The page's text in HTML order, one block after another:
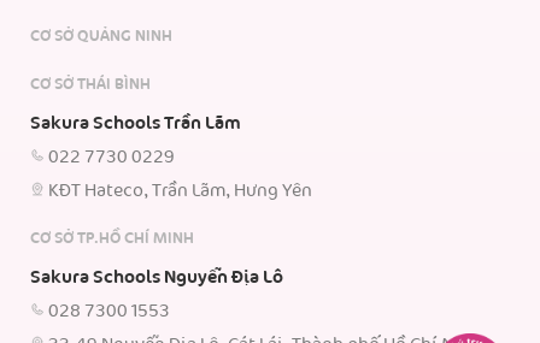
CƠ SỞ QUẢNG NINH
CƠ SỞ THÁI BÌNH
Sakura Schools Trần Lãm
022 7730 0229
KĐT Hateco, Trần Lãm, Hưng Yên
CƠ SỞ TP.HỒ CHÍ MINH
Sakura Schools Nguyễn Địa Lô
028 7300 1553